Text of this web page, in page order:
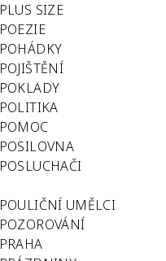
PLUS SIZE
POEZIE
POHÁDKY
POJIŠTĚNÍ
POKLADY
POLITIKA
POMOC
POSILOVNA
POSLUCHAČI
POULIČNÍ UMĚLCI
POZOROVÁNÍ
PRAHA